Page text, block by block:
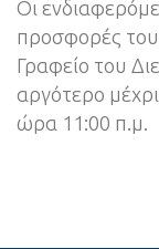
Οι
προσφορές
Γραφείο του
αργότερο
ώρα 11:00 π.μ.